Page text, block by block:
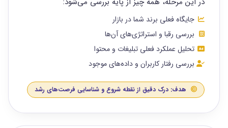
جایگاه فعلی برند شما در بازار
بررسی رقبا و استراتژی‌های آن‌ها
تحلیل عملکرد فعلی تبلیغات و محتوا
بررسی رفتار کاربران و داده‌های موجود
هدف: درک دقیق از نقطه شروع و شناسایی فرصت‌های رشد